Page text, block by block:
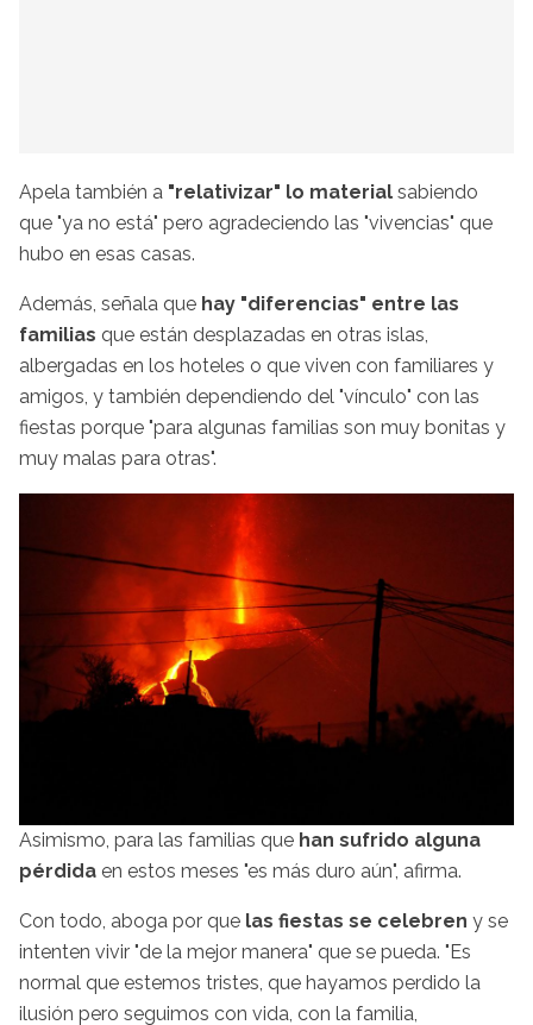
Apela también a "relativizar" lo material sabiendo
que "ya no está" pero agradeciendo las "vivencias" que
hubo en esas casas.
Además, señala que hay "diferencias" entre las
familias que están desplazadas en otras islas,
albergadas en los hoteles o que viven con familiares y
amigos, y también dependiendo del "vínculo" con las
fiestas porque "para algunas familias son muy bonitas y
muy malas para otras".
Asimismo, para las familias que han sufrido alguna
pérdida en estos meses "es más duro aún", afirma.
Con todo, aboga por que las fiestas se celebren y se
intenten vivir "de la mejor manera" que se pueda. "Es
normal que estemos tristes, que hayamos perdido la
ilusión pero seguimos con vida, con la familia,